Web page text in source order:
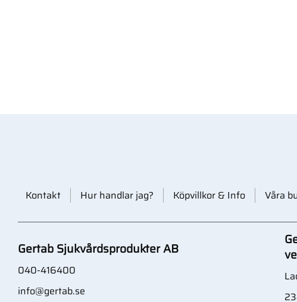
Kontakt Hur handlar jag? Köpvillkor & Info Våra
Gertab Sjukvårdsprodukter AB
040-416400
info@gertab.se